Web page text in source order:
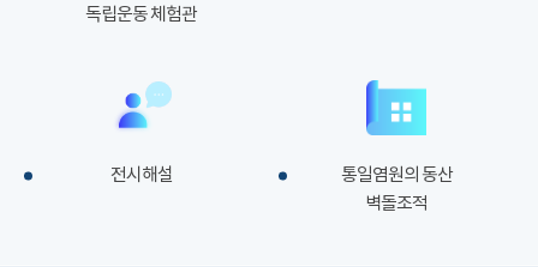
독립운동 체험관
전시해설
통일염원의 동산
벽돌조적